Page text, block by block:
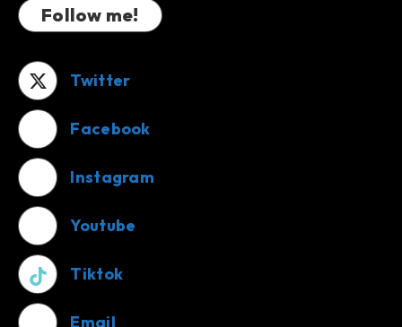
Follow me!
Twitter
Facebook
Instagram
Youtube
Tiktok
Email